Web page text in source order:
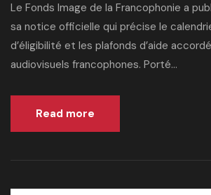
Le Fonds Image de la Francophonie a
sa notice officielle qui précise le
d’éligibilité et les plafonds d’aide
audiovisuels francophones. Porté...
Read more